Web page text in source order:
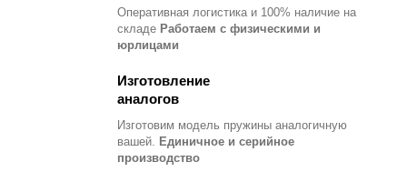
Оперативная логистика и 100% наличие на
складе Работаем с физическими и
юрлицами
Изготовление
аналогов
Изготовим модель пружины аналогичную
вашей. Единичное и серийное
производство